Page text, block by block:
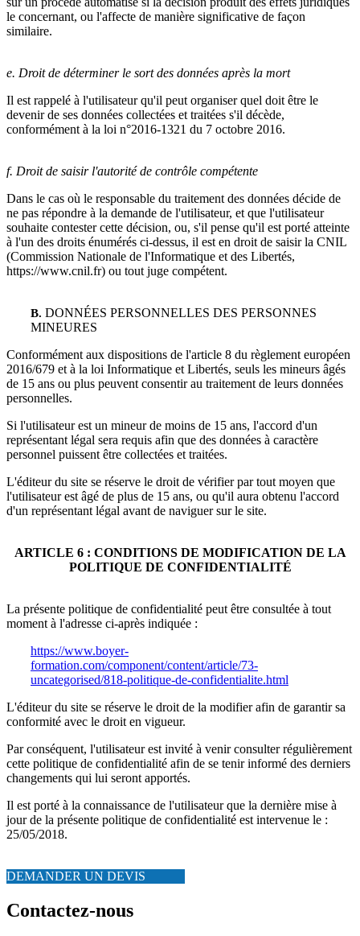
le concernant, ou l'affecte de manière significative de façon
similaire.
e. Droit de déterminer le sort des données après la mort
Il est rappelé à l'utilisateur qu'il peut organiser quel doit être le
devenir de ses données collectées et traitées s'il décède,
conformément à la loi n°2016-1321 du 7 octobre 2016.
f. Droit de saisir l'autorité de contrôle compétente
Dans le cas où le responsable du traitement des données décide de
ne pas répondre à la demande de l'utilisateur, et que l'utilisateur
souhaite contester cette décision, ou, s'il pense qu'il est porté atteinte
à l'un des droits énumérés ci-dessus, il est en droit de saisir la CNIL
(Commission Nationale de l'Informatique et des Libertés,
https://www.cnil.fr) ou tout juge compétent.
B. DONNÉES PERSONNELLES DES PERSONNES
MINEURES
Conformément aux dispositions de l'article 8 du règlement européen
2016/679 et à la loi Informatique et Libertés, seuls les mineurs âgés
de 15 ans ou plus peuvent consentir au traitement de leurs données
personnelles.
Si l'utilisateur est un mineur de moins de 15 ans, l'accord d'un
représentant légal sera requis afin que des données à caractère
personnel puissent être collectées et traitées.
L'éditeur du site se réserve le droit de vérifier par tout moyen que
l'utilisateur est âgé de plus de 15 ans, ou qu'il aura obtenu l'accord
d'un représentant légal avant de naviguer sur le site.
ARTICLE 6 : CONDITIONS DE MODIFICATION DE LA
POLITIQUE DE CONFIDENTIALITÉ
La présente politique de confidentialité peut être consultée à tout
moment à l'adresse ci-après indiquée :
https://www.boyer-
formation.com/component/content/article/73-
uncategorised/818-politique-de-confidentialite.html
L'éditeur du site se réserve le droit de la modifier afin de garantir sa
conformité avec le droit en vigueur.
Par conséquent, l'utilisateur est invité à venir consulter régulièrement
cette politique de confidentialité afin de se tenir informé des derniers
changements qui lui seront apportés.
Il est porté à la connaissance de l'utilisateur que la dernière mise à
jour de la présente politique de confidentialité est intervenue le :
25/05/2018.
DEMANDER UN DEVIS
Contactez-nous